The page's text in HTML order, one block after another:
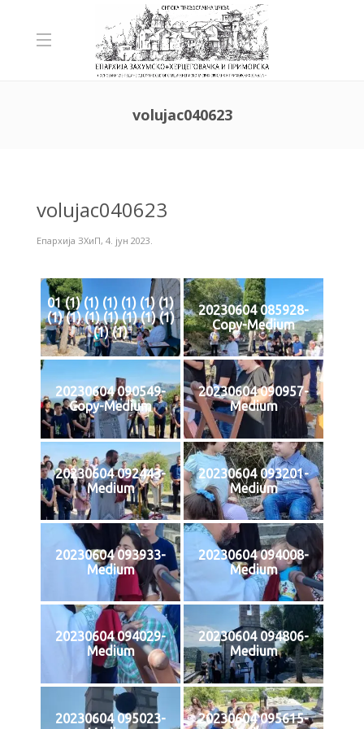
volujac040623
volujac040623
Епархија ЗХиП, 4. јун 2023.
01 (1) (1) (1) (1) (1) (1)
(1) (1) (1) (1) (1) (1) (1)
(1) (1)
20230604 085928-
Copy-Medium
20230604 090549-
Copy-Medium
20230604 090957-
Medium
20230604 092443-
Medium
20230604 093201-
Medium
20230604 093933-
Medium
20230604 094008-
Medium
20230604 094029-
Medium
20230604 094806-
Medium
20230604 095023-
20230604 095615-